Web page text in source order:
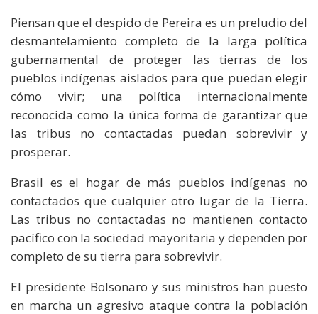
Piensan que el despido de Pereira es un preludio del
desmantelamiento completo de la larga política
gubernamental de proteger las tierras de los
pueblos indígenas aislados para que puedan elegir
cómo vivir; una política internacionalmente
reconocida como la única forma de garantizar que
las tribus no contactadas puedan sobrevivir y
prosperar.
Brasil es el hogar de más pueblos indígenas no
contactados que cualquier otro lugar de la Tierra.
Las tribus no contactadas no mantienen contacto
pacífico con la sociedad mayoritaria y dependen por
completo de su tierra para sobrevivir.
El presidente Bolsonaro y sus ministros han puesto
en marcha un agresivo ataque contra la población